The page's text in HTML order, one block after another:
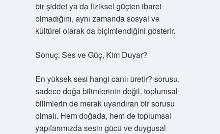
bir şiddet ya da fiziksel güçten ibaret
olmadığını, aynı zamanda sosyal ve
kültürel olarak da biçimlendiğini gösterir.
Sonuç: Ses ve Güç, Kim Duyar?
En yüksek sesi hangi canlı üretir? sorusu,
sadece doğa bilimlerinin değil, toplumsal
bilimlerin de merak uyandıran bir sorusu
olmalı. Hem doğada, hem de toplumsal
yapılarımızda sesin gücü ve duygusal